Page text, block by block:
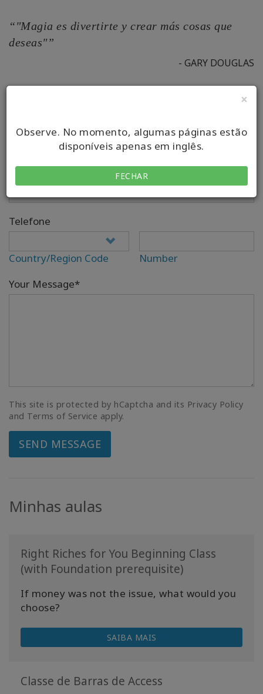
×
Observe. No momento, algumas páginas estão
disponíveis apenas em inglês.
FECHAR
“"Magia es divertirte y crear más cosas que
deseas"”
- GARY DOUGLAS
Telefone
Country/Region Code
Number
Your Message*
This site is protected by hCaptcha and its Privacy Policy
and Terms of Service apply.
SEND MESSAGE
Minhas aulas
Right Riches for You Beginning Class
(with Foundation prerequisite)
If money was not the issue, what would you
choose?
SAIBA MAIS
Classe de Barras de Access